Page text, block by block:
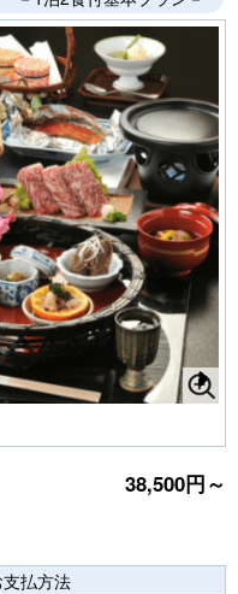
N
e
xt
38,500円～
支払方法